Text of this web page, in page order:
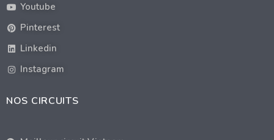
Youtube
Pinterest
Linkedin
Instagram
NOS CIRCUITS